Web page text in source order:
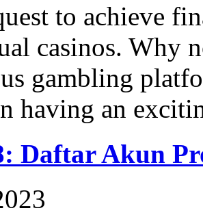
to achieve
casinos. Why
gambling
having an
Daftar Akun